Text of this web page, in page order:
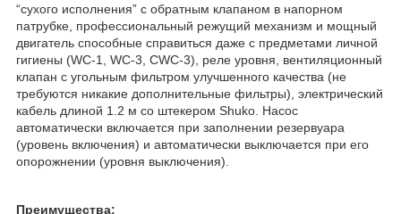
“сухого исполнения” с обратным клапаном в напорном
патрубке, профессиональный режущий механизм и мощный
двигатель способные справиться даже с предметами личной
гигиены (WC-1, WC-3, CWC-3), реле уровня, вентиляционный
клапан с угольным фильтром улучшенного качества (не
требуются никакие дополнительные фильтры), электрический
кабель длиной 1.2 м со штекером Shuko. Насос
автоматически включается при заполнении резервуара
(уровень включения) и автоматически выключается при его
опорожнении (уровня выключения).
Преимущества: